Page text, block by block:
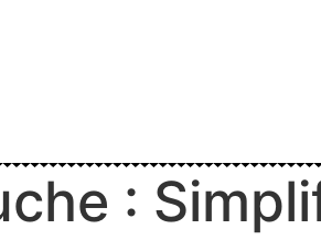
: